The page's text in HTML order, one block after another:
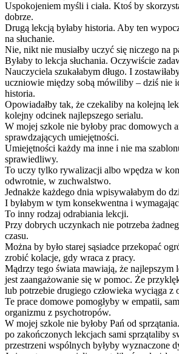
Uspokojeniem myśli i ciała. Ktoś by
dobrze.
Drugą lekcją byłaby historia. Aby ten
na słuchanie.
Nie, nikt nie musiałby uczyć się niczego na
Byłaby to lekcja słuchania. Oczywiście
Nauczyciela szukałabym długo. I
uczniowie między sobą mówiliby – dziś nie
historia.
Opowiadałby tak, że czekaliby na kolejną
kolejny odcinek najlepszego serialu.
W mojej szkole nie byłoby prac domowych
sprawdzających umiejętności.
Umiejętności każdy ma inne i nie ma
sprawiedliwy.
To uczy tylko rywalizacji albo wpędza w
odwrotnie, w zuchwalstwo.
Jednakże każdego dnia wpisywałabym do
I byłabym w tym konsekwentna i
To inny rodzaj odrabiania lekcji.
Przy dobrych uczynkach nie potrzeba
czasu.
Można by było starej sąsiadce przekopać
zrobić kolacje, gdy wraca z pracy.
Mądrzy tego świata mawiają, że najlepszym
jest zaangażowanie się w pomoc. Że
lub potrzebie drugiego człowieka wyciąga z
Te prace domowe pomogłyby w empatii,
organizmu z psychotropów.
W mojej szkole nie byłoby Pań od
po zakończonych lekcjach sami sprzątaliby
przestrzeni wspólnych byłyby wyznaczone